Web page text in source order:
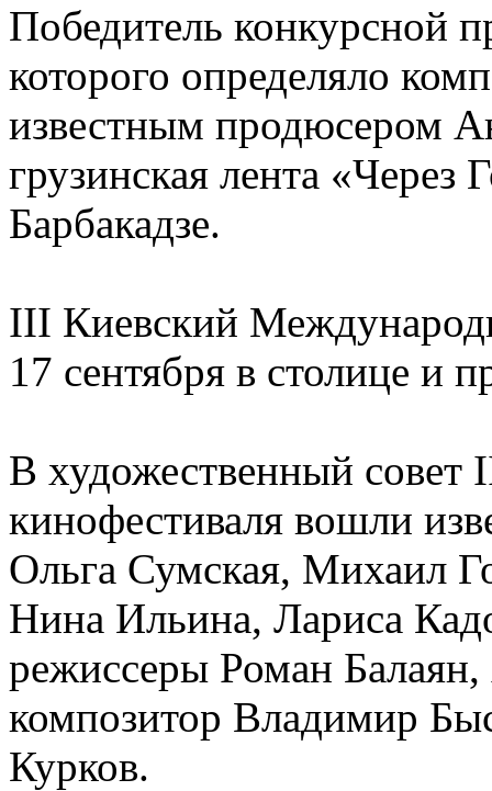
Победитель конкурсной
которого определяло
известным продюсером
грузинская лента «Через
Барбакадзе.
ІІІ Киевский
17 сентября в столице и
В художественный совет
кинофестиваля вошли
Ольга Сумская, Михаил
Нина Ильина, Лариса
режиссеры Роман
композитор Владимир
Курков.